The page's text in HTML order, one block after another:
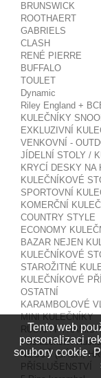
BRUNSWICK
ROOTHAERT
GABRIELS
CLASH
RENÉ PIERRE
BUFFALO
TOULET
Dynamic
Riley England +
KULEČNÍKY
EXKLUZIVNÍ
VENKOVNÍ -
JÍDELNÍ STOLY /
KRYCÍ DESKY NA
KULEČNÍKOVÉ
SPORTOVNÍ
KOMERČNÍ
COUNTRY STYLE
ECONOMY
BAZAR NEJEN
KULEČNÍKOVÉ
STAROŽITNÉ
KULEČNÍKOVÉ
OSTATNÍ
KARAMBOLOVÉ
MINI KULEČNÍKY
RUSKÁ PYRAMIDA
Příslušenství
NEGUŠ (BÁBA,
PŘÍSLUŠENSTVÍ
Tento web
personalizaci
soubory cookie.